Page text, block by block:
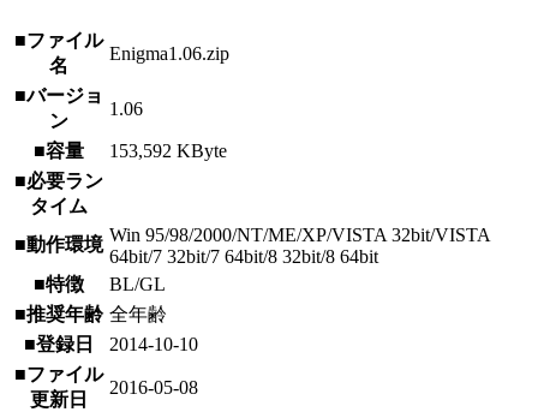
■ファイル
名
Enigma1.06.zip
■バージョ
ン
1.06
■容量
153,592 KByte
■必要ラン
タイム
■動作環境 Win 95/98/2000/NT/ME/XP/VISTA 32bit/VISTA
64bit/7 32bit/7 64bit/8 32bit/8 64bit
■特徴
BL/GL
■推奨年齢 全年齢
■登録日
2014-10-10
■ファイル
更新日
2016-05-08